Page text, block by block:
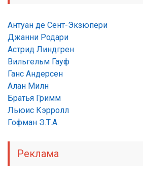
Антуан де Сент-Экзюпери
Джанни Родари
Астрид Линдгрен
Вильгельм Гауф
Ганс Андерсен
Алан Милн
Братья Гримм
Льюис Кэрролл
Гофман Э.Т.А.
Реклама